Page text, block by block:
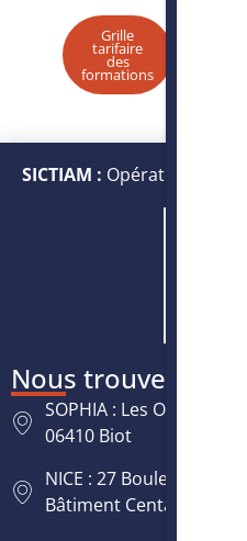
Grille
tarifaire
des
formations
SICTIAM : Opérateur
Nous trouver
SOPHIA : Les Oréades,
06410 Biot
NICE : 27 Boulevard
Bâtiment Centaure,